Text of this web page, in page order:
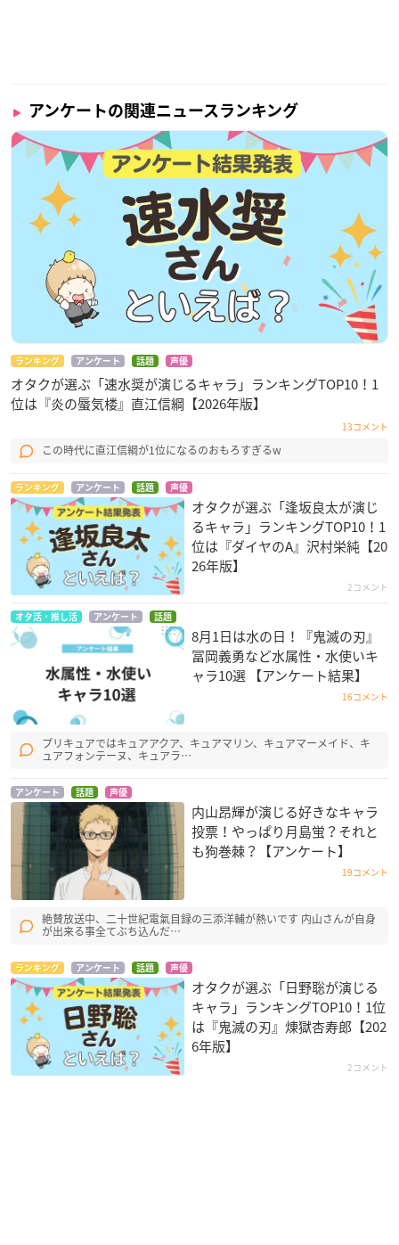
アンケートの関連ニュースランキング
ランキング アンケート 話題 声優
オタクが選ぶ「速水奨が演じるキャラ」ランキングTOP10！1
位は『炎の蜃気楼』直江信綱【2026年版】
13コメント
この時代に直江信綱が1位になるのおもろすぎるw
ランキング アンケート 話題 声優
オタクが選ぶ「逢坂良太が演じ
るキャラ」ランキングTOP10！1
位は『ダイヤのA』沢村栄純【20
26年版】
2コメント
オタ活・推し活 アンケート 話題
8月1日は水の日！『鬼滅の刃』
冨岡義勇など水属性・水使いキ
ャラ10選 【アンケート結果】
16コメント
プリキュアではキュアアクア、キュアマリン、キュアマーメイド、キ
ュアフォンテーヌ、キュアラ…
アンケート 話題 声優
内山昂輝が演じる好きなキャラ
投票！やっぱり月島蛍？それと
も狗巻棘？【アンケート】
19コメント
絶賛放送中、二十世紀電氣目録の三添洋輔が熱いです 内山さんが自身
が出来る事全てぶち込んだ…
ランキング アンケート 話題 声優
オタクが選ぶ「日野聡が演じる
キャラ」ランキングTOP10！1位
は『鬼滅の刃』煉󠄁獄杏寿郎【202
6年版】
2コメント